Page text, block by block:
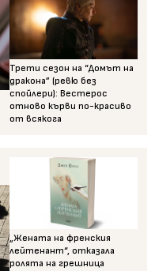
Трети сезон на “Домът на
дракона” (ревю без
спойлери): Вестерос
отново кърви по-красиво
от всякога
„Жената на френския
лейтенант“, отказала
ролята на грешница